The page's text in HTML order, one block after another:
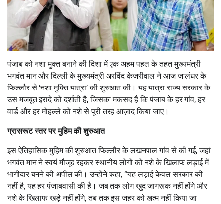
पंजाब को नशा मुक्त बनाने की दिशा में एक अहम पहल के तहत मुख्यमंत्री
भगवंत मान और दिल्ली के मुख्यमंत्री अरविंद केजरीवाल ने आज जालंधर के
फिल्लौर से ‘नशा मुक्ति यात्रा’ की शुरुआत की। यह यात्रा राज्य सरकार के
उस मजबूत इरादे को दर्शाती है, जिसका मकसद है कि पंजाब के हर गांव, हर
वार्ड और हर मोहल्ले को नशे से पूरी तरह आज़ाद किया जाए।
ग्रासरूट स्तर पर मुहिम की शुरुआत
इस ऐतिहासिक मुहिम की शुरुआत फिल्लौर के लखनपाल गांव से की गई, जहां
भगवंत मान ने स्वयं मौजूद रहकर स्थानीय लोगों को नशे के खिलाफ लड़ाई में
भागीदार बनने की अपील की। उन्होंने कहा, “यह लड़ाई केवल सरकार की
नहीं है, यह हर पंजाबवासी की है। जब तक लोग खुद जागरूक नहीं होंगे और
नशे के खिलाफ खड़े नहीं होंगे, तब तक इस जहर को खत्म नहीं किया जा